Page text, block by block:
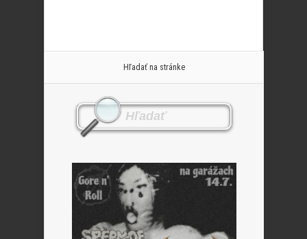
Hľadať na stránke